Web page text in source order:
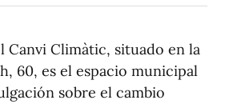
Canvi Climàtic, situado en la
60, es el espacio municipal
sobre el cambio